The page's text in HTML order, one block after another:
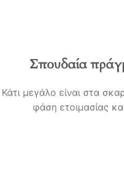
Σπουδαία
Κάτι μεγάλο είναι στα
φάση ετοιμασίας